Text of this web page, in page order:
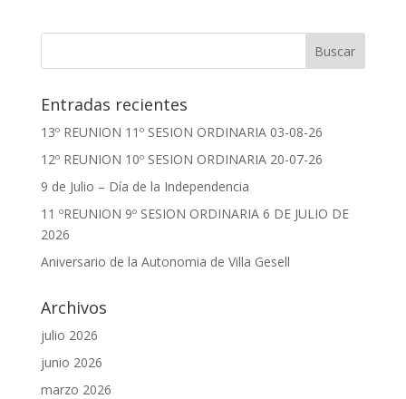
Entradas recientes
13º REUNION 11º SESION ORDINARIA 03-08-26
12º REUNION 10º SESION ORDINARIA 20-07-26
9 de Julio – Día de la Independencia
11 ºREUNION 9º SESION ORDINARIA 6 DE JULIO DE
2026
Aniversario de la Autonomia de Villa Gesell
Archivos
julio 2026
junio 2026
marzo 2026